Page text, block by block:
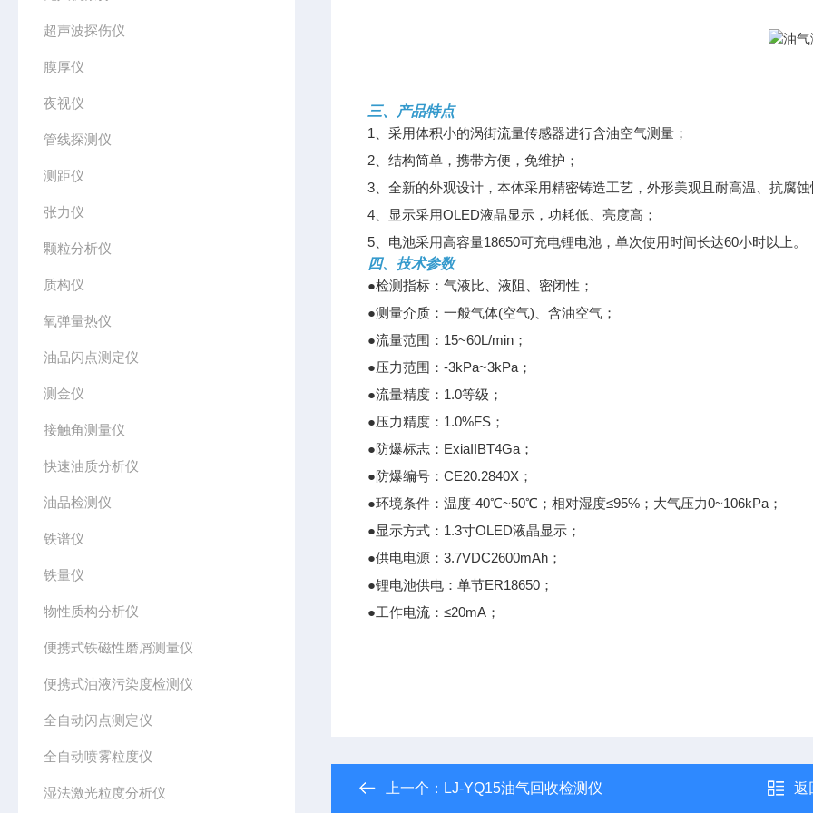
超声波探伤仪
膜厚仪
夜视仪
管线探测仪
测距仪
张力仪
颗粒分析仪
质构仪
氧弹量热仪
油品闪点测定仪
测金仪
接触角测量仪
快速油质分析仪
油品检测仪
铁谱仪
铁量仪
物性质构分析仪
便携式铁磁性磨屑测量仪
便携式油液污染度检测仪
全自动闪点测定仪
全自动喷雾粒度仪
湿法激光粒度分析仪
三、产品特点
1、采用体积小的涡街流量传感器进行含油空气测量；
2、结构简单，携带方便，免维护；
3、全新的外观设计，本体采用精密铸造工艺，外形美观且耐高温、抗腐
4、显示采用OLED液晶显示，功耗低、亮度高；
5、电池采用高容量18650可充电锂电池，单次使用时间长达60小时以上。
四、技术参数
●检测指标：气液比、液阻、密闭性；
●测量介质：一般气体(空气)、含油空气；
●流量范围：15~60L/min；
●压力范围：-3kPa~3kPa；
●流量精度：1.0等级；
●压力精度：1.0%FS；
●防爆标志：ExiaIIBT4Ga；
●防爆编号：CE20.2840X；
●环境条件：温度-40℃~50℃；相对湿度≤95%；大气压力0~106kPa；
●显示方式：1.3寸OLED液晶显示；
●供电电源：3.7VDC2600mAh；
●锂电池供电：单节ER18650；
●工作电流：≤20mA；
上一个： LJ-YQ15油气回收检测仪 返